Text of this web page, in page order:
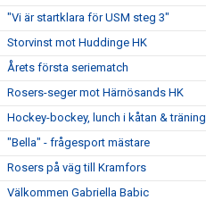
"Vi är startklara för USM steg 3"
Storvinst mot Huddinge HK
Årets första seriematch
Rosers-seger mot Härnösands HK
Hockey-bockey, lunch i kåtan & träning
"Bella" - frågesport mästare
Rosers på väg till Kramfors
Välkommen Gabriella Babic